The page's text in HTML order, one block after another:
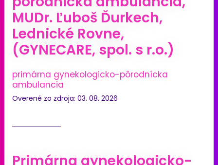
MUDr. Ľuboš Ďurkech,
Lednické Rovne,
(GYNECARE, spol. s r.o.)
primárna gynekologicko-pôrodnícka
ambulancia
Overené zo zdroja: 03. 08. 2026
Primárna gynekologicko-